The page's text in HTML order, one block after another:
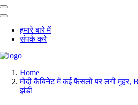
हमारे बारे में
संपर्क करे
Home
मोदी कैबिनेट में कई फैसलों पर लगी मुहर,
झंडी